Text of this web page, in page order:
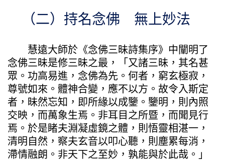
（二）持名念佛 無上妙法
慧遠大師於《念佛三昧詩集序》中闡明了
念佛三昧是修三昧之最，「又諸三昧，其名甚
眾。功高易進，念佛為先。何者，窮玄極寂，
尊號如來。體神合變，應不以方。故令入斯定
者，昧然忘知，即所緣以成鑒。鑒明，則內照
交映，而萬象生焉。非耳目之所暨，而聞見行
焉。於是睹夫淵凝虛鏡之體，則悟靈相湛一，
清明自然，察夫玄音以叩心聽，則塵累每消，
滯情融朗。非天下之至妙，孰能與於此哉。」